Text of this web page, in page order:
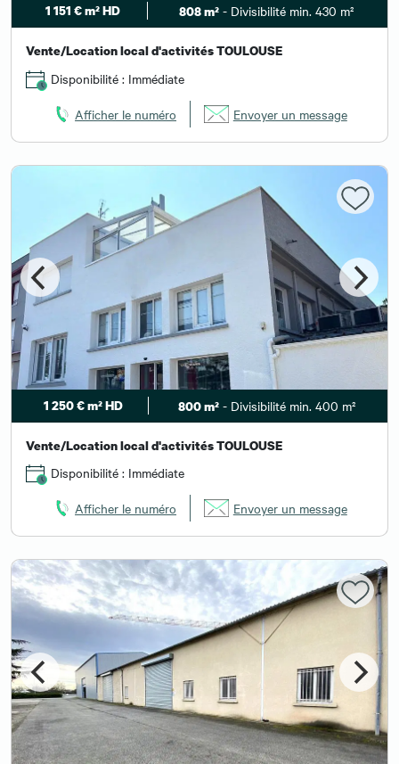
1 151 € m² HD 808 m² - Divisibilité min. 430 m²
Vente/Location local d'activités TOULOUSE
Disponibilité : Immédiate
Afficher le numéro Envoyer un message
1 250 € m² HD 800 m² - Divisibilité min. 400 m²
Vente/Location local d'activités TOULOUSE
Disponibilité : Immédiate
Afficher le numéro Envoyer un message